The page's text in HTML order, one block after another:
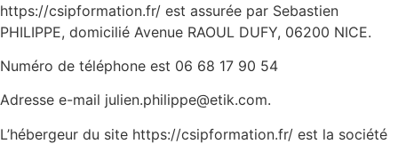
https://csipformation.fr/ est assurée par Sebastien
PHILIPPE, domicilié Avenue RAOUL DUFY, 06200 NICE.
Numéro de téléphone est 06 68 17 90 54
Adresse e-mail julien.philippe@etik.com.
L’hébergeur du site https://csipformation.fr/ est la société